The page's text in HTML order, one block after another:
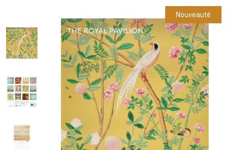
Nouveauté